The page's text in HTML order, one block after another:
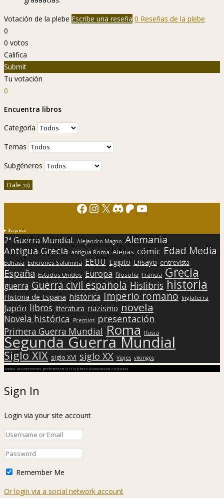
Votación de la plebe Escribe una reseña 0 Reseñas de la plebe
0
0 votos
Califica
Submit
Tu votación
0
Encuentra libros
Categoría
Temas
Subgéneros
Facebook
Instagram
X Discord
Patreon
YouTube
Sorpresa
2ª Guerra Mundial. Alejandro Magno Alemania
Antigua Grecia antigua Roma Atenas cómic Edad Media
Edhasa Ediciones Salamina EEUU Egipto Ensayo entrevista
España Estados Unidos Europa filosofía Francia Grecia
guerra Guerra civil española Hislibris historia
Historia de España histórica Imperio romano Inglaterra
Japón libros literatura nazismo novela
Novela histórica Premios presentación
Primera Guerra Mundial Roma Rusia
Segunda Guerra Mundial
Siglo XIX siglo XVI siglo XX Viajes vikingos
Todos los derechos pertenecen a Hislibris Asociación cultural
Sign In
Login via your site account
Remember Me
Or login via a social network account